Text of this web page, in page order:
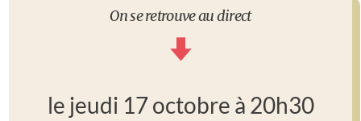
On se retrouve au direct
le jeudi 17 octobre à 20h30